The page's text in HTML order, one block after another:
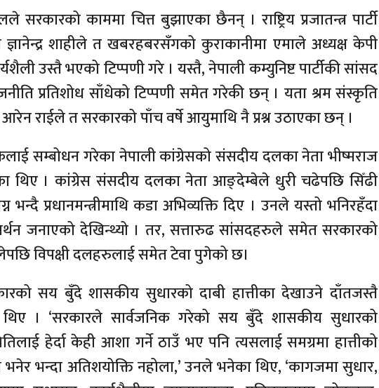
सरकारको काममा चित्त बुझाएका छैनन् । राष्ट्रिय प्रजातन्त्र पार्टी
शाहीले त खबरहबरसँगको कुराकानीमा एमाले अध्यक्ष केपी
उस्तै भएको टिप्पणी गरे । यस्तै, नेपाली कम्युनिष्ट पार्टीकी सांसद
प्रतिशोध साँधेको टिप्पणी समेत गरेकी छन् । यता श्रम संस्कृति
राईले त सरकारको पाँच वर्षे आयुमाथि नै प्रश्न उठाएका छन् ।
सम्बोधन गरेका नेपाली कांग्रेसको संसदीय दलका नेता भीष्मराज
थिए । कांग्रेस संसदीय दलका नेता आङ्देम्बेले धुरी चढेपछि सिँढी
भन्दै प्रधानमन्त्रीमाथि कडा अभिव्यक्ति दिए । उनले यस्तो भनिरहँदा
जनाएको देखिन्थ्यो । तर, सत्तारुढ सांसदहरुले समेत सरकारको
विपक्षी दलहरुलाई समेत टेवा पुगेको छ।
सय बुँदे शासकीय सुधारको दाबी हात्तीका देखाउने दाँतजस्तै
। ‘सरकारले सार्वजनिक गरेको सय बुँदे शासकीय सुधारको
हेर्दा केही आशा गर्ने ठाउँ भए पनि त्यसलाई समग्रमा हात्तीको
भन्दा अतिशयोक्ति नहोला,’ उनले भनेका थिए, ‘कागजमा सुधार,